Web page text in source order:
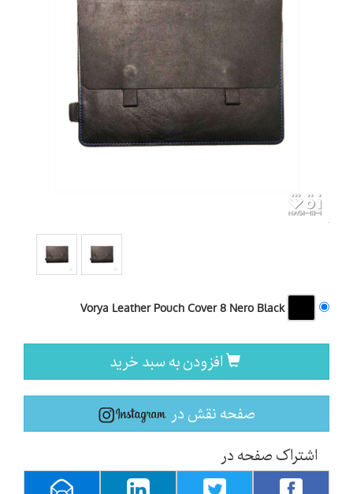
Vorya Leather Pouch Cover 8 Nero Black
افزودن به سبد خرید
صفحه نقش در
اشتراک صفحه در